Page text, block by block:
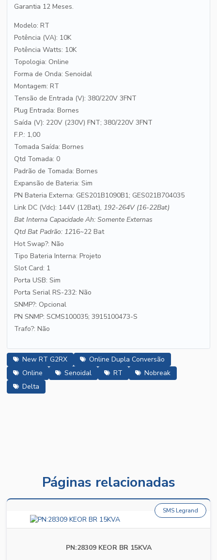
Garantia 12 Meses.
Modelo: RT
Potência (VA): 10K
Potência Watts: 10K
Topologia: Online
Forma de Onda: Senoidal
Montagem: RT
Tensão de Entrada (V): 380/220V 3FNT
Plug Entrada: Bornes
Saída (V): 220V (230V) FNT; 380/220V 3FNT
F.P.: 1,00
Tomada Saída: Bornes
Qtd Tomada: 0
Padrão de Tomada: Bornes
Expansão de Bateria: Sim
PN Bateria Externa: GES201B1090B1; GES021B704035
Link DC (Vdc): 144V (12Bat), 192-264V (16-22Bat)
Bat Interna Capacidade Ah: Somente Externas
Qtd Bat Padrão: 1216~22 Bat
Hot Swap?: Não
Tipo Bateria Interna: Projeto
Slot Card: 1
Porta USB: Sim
Porta Serial RS-232: Não
SNMP?: Opcional
PN SNMP: SCMS100035; 3915100473-S
Trafo?: Não
New RT G2RX
Online Dupla Conversão
Online
Senoidal RT
Nobreak
Delta
Páginas relacionadas
PN:28309 KEOR BR 15KVA
SMS Legrand